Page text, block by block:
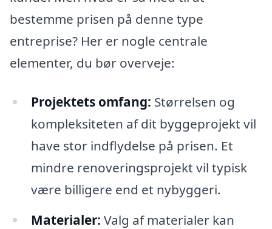
bestemme prisen på denne type
entreprise? Her er nogle centrale
elementer, du bør overveje:
Projektets omfang: Størrelsen og
kompleksiteten af dit byggeprojekt vil
have stor indflydelse på prisen. Et
mindre renoveringsprojekt vil typisk
være billigere end et nybyggeri.
Materialer: Valg af materialer kan